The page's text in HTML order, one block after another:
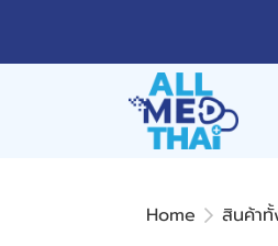
Home สินค้า